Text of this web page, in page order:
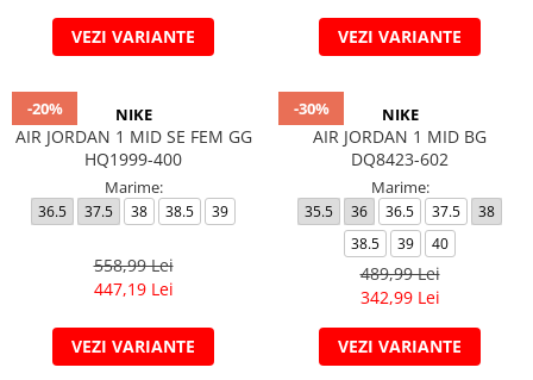
VEZI VARIANTE VEZI VARIANTE
-20% NIKE
AIR JORDAN 1 MID SE FEM GG
HQ1999-400
Marime:
36.5 37.5 38 38.5 39
558,99 Lei
447,19 Lei
VEZI VARIANTE
-30% NIKE
AIR JORDAN 1 MID BG
DQ8423-602
Marime:
35.5 36 36.5 37.5
38
38.5
39 40
489,99 Lei
342,99 Lei
VEZI VARIANTE